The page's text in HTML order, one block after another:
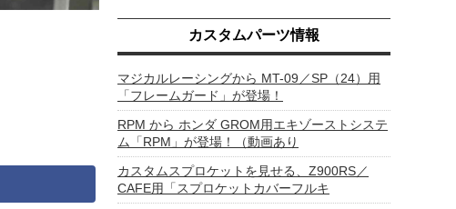
カスタムパーツ情報
マジカルレーシングから MT-09／SP（24）用
「フレームガード」が登場！
RPM から ホンダ GROM用エキゾーストシステ
ム「RPM」が登場！（動画あり
カスタムスプロケットを見せる、Z900RS／
CAFE用「スプロケットカバーフルキ